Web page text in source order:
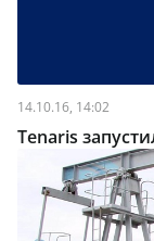
14.10.16, 14:02
Tenaris